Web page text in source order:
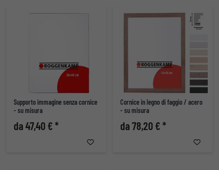
Supporto immagine senza cornice
- su misura
da 47,40 € *
Cornice in legno di faggio / acero
- su misura
da 78,20 € *